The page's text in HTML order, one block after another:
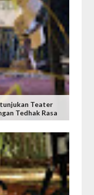
Teater
Tedhak Rasa